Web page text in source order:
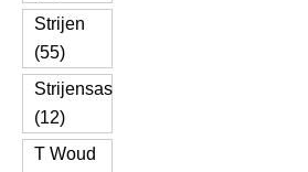
Strijen
(55)
Strijensas
(12)
T Woud